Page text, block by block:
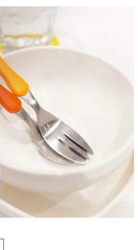
商品ガイド
お問い合わせ
お客様へのお知
らせ
会員登録